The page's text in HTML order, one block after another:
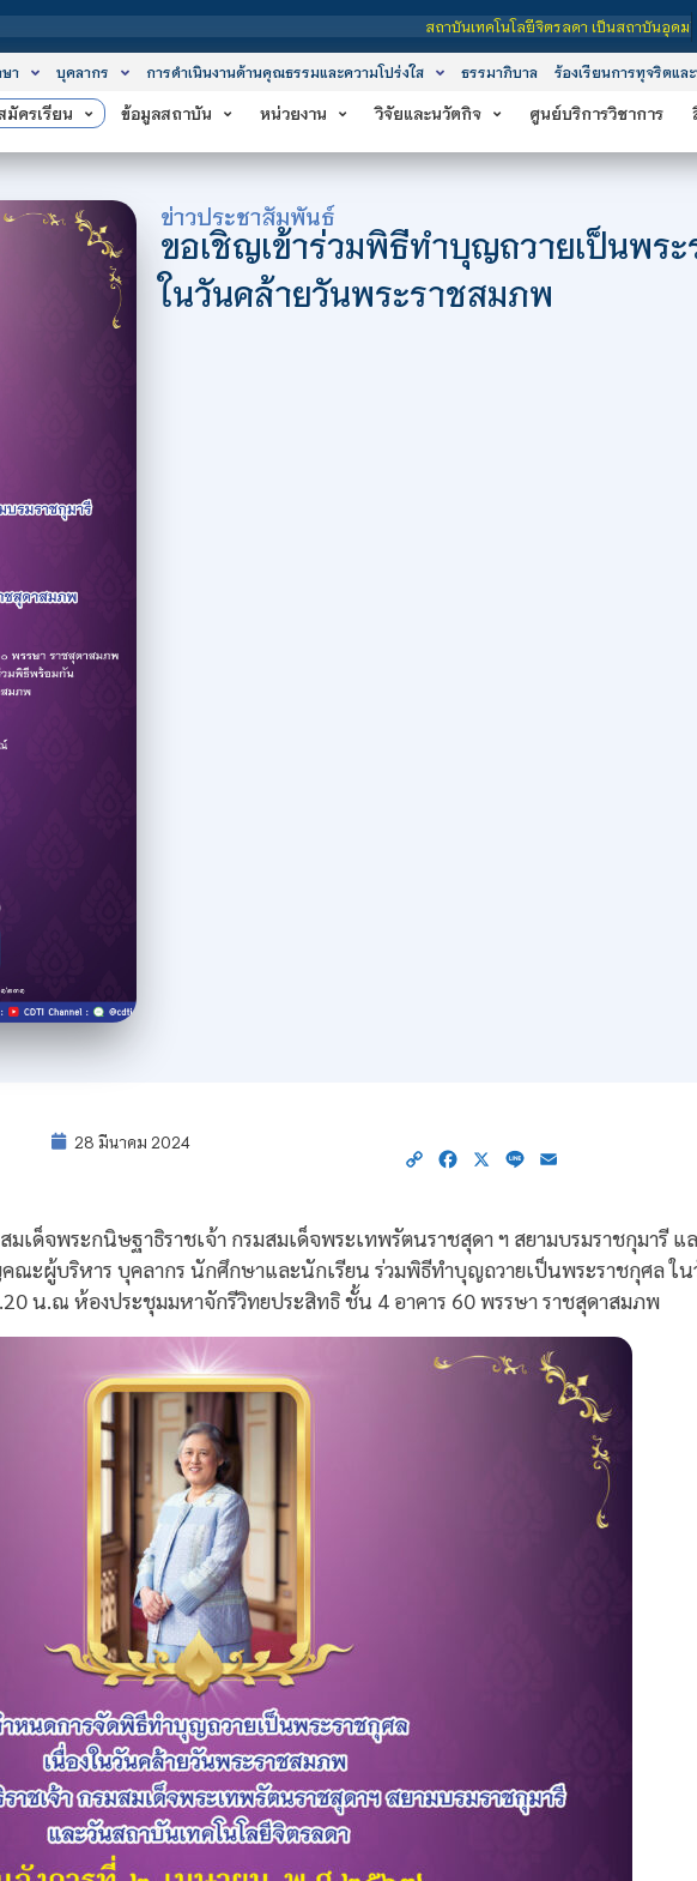
สถาบันเทคโนโลยีจิตรลดา เป็นสถาบันอุดมศึกษาในกำกับของรัฐ
า บุคลากร การดำเนินงานด้านคุณธรรมและความโปร่งใส ธรรมาภิบาล ร้องเรียนการทุจริตแล
มัครเรียน ข้อมูลสถาบัน หน่วยงาน วิจัยและนวัตกิจ ศูนย์บริการวิชาการ
ข่าวประชาสัมพันธ์
ขอเชิญเข้าร่วมพิธีทำบุญถวายเป็นพระ
ในวันคล้ายวันพระราชสมภพ
28 มีนาคม 2024
Copy Facebook
X Line
เด็จพระกนิษฐาธิราชเจ้า กรมสมเด็จพระเทพรัตนราชสุดา ฯ สยามบรมราชกุมารี แ
ณะผู้บริหาร บุคลากร นักศึกษาและนักเรียน ร่วมพิธีทำบุญถวายเป็นพระราชกุศล ใ
น.ณ ห้องประชุมมหาจักรีวิทยประสิทธิ ชั้น 4 อาคาร 60 พรรษา ราชสุดาสมภพ